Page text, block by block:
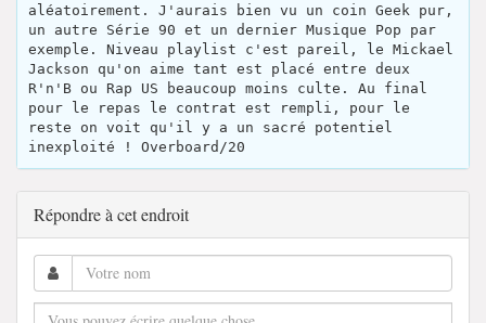
aléatoirement. J'aurais bien vu un coin Geek pur,
un autre Série 90 et un dernier Musique Pop par
exemple. Niveau playlist c'est pareil, le Mickael
Jackson qu'on aime tant est placé entre deux
R'n'B ou Rap US beaucoup moins culte. Au final
pour le repas le contrat est rempli, pour le
reste on voit qu'il y a un sacré potentiel
inexploité ! Overboard/20
Répondre à cet endroit